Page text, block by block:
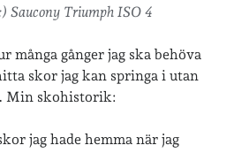
Jag tycker om läsande, skrivande,
dricka te.Mer om mig här.
Saucony Triumph ISO 4
många gånger jag ska behöva
skor jag kan springa i utan
Min skohistorik:
jag hade hemma när jag